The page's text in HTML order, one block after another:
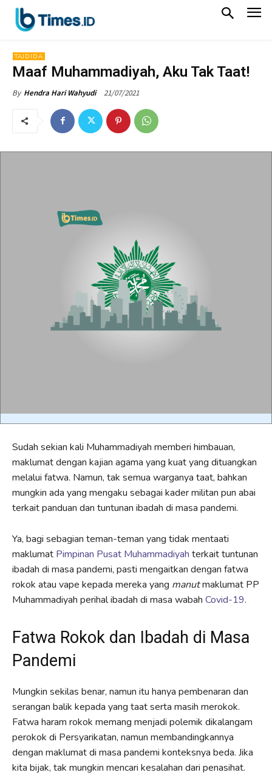
TAJDIDA
Maaf Muhammadiyah, Aku Tak Taat!
By Hendra Hari Wahyudi 21/07/2021
Sudah sekian kali Muhammadiyah memberi himbauan,
maklumat dengan kajian agama yang kuat yang dituangkan
melalui fatwa. Namun, tak semua warganya taat, bahkan
mungkin ada yang mengaku sebagai kader militan pun abai
terkait panduan dan tuntunan ibadah di masa pandemi.
Ya, bagi sebagian teman-teman yang tidak mentaati
maklumat Pimpinan Pusat Muhammadiyah terkait tuntunan
ibadah di masa pandemi, pasti mengaitkan dengan fatwa
rokok atau vape kepada mereka yang manutmaklumat PP
Muhammadiyah perihal ibadah di masa wabah Covid-19.
Fatwa Rokok dan Ibadah di Masa
Pandemi
Mungkin sekilas benar, namun itu hanya pembenaran dan
serangan balik kepada yang taat serta masih merokok.
Fatwa haram rokok memang menjadi polemik dikalangam
perokok di Persyarikatan, namun membandingkannya
dengan maklumat di masa pandemi konteksnya beda. Jika
kita bijak, tak mungkin mencari kesalahan dari penasihat.